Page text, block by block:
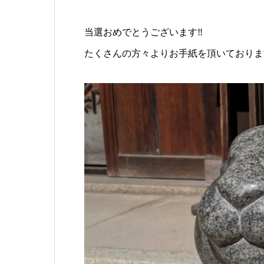
当選おめでとうございます‼️
たくさんの方々よりお手紙を頂いており